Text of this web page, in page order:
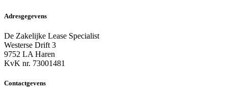
Adresgegevens
De Zakelijke Lease Specialist
Westerse Drift 3
9752 LA Haren
KvK nr. 73001481
Contactgevens